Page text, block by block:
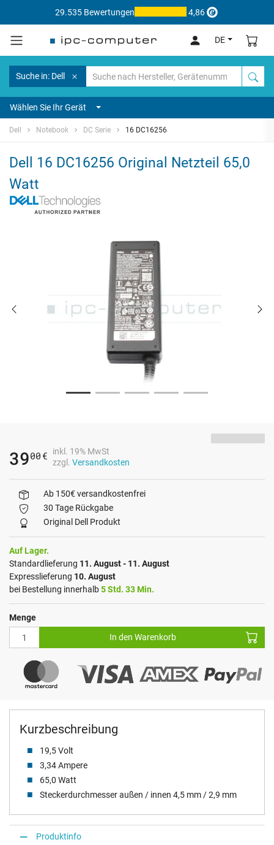
29.535 Bewertungen 4,86
DE
Suche in: Dell
Wählen Sie Ihr Gerät
Dell Notebook DC Serie 16 DC16256
Dell 16 DC16256 Original Netzteil 65,0
Watt
Kurzbeschreibung
19,5 Volt
3,34 Ampere
65,0 Watt
Steckerdurchmesser außen / innen 4,5 mm / 2,9 mm
3900 €
inkl. 19% MwSt
zzgl. Versandkosten
Ab 150€ versandkostenfrei
30 Tage Rückgabe
Original Dell Produkt
Auf Lager.
Standardlieferung 11. August - 11. August
Expresslieferung 10. August
bei Bestellung innerhalb5 Std. 33 Min.
Menge
In den Warenkorb
Produktinfo